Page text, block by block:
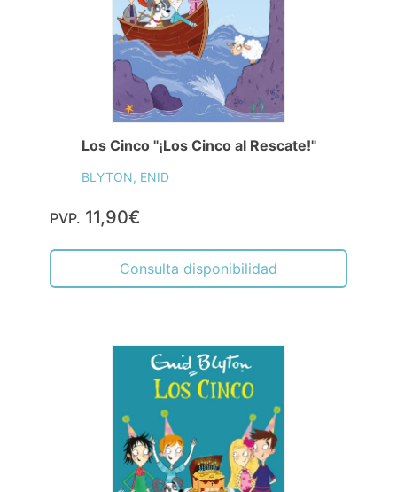
Los Cinco "¡Los Cinco al Rescate!"
BLYTON, ENID
PVP. 11,90€
Consulta disponibilidad